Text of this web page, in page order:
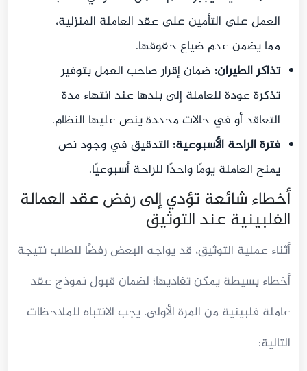
العمل على التأمين على عقد العاملة المنزلية،
مما يضمن عدم ضياع حقوقها.
تذاكر الطيران: ضمان إقرار صاحب العمل بتوفير
تذكرة عودة للعاملة إلى بلدها عند انتهاء مدة
التعاقد أو في حالات محددة ينص عليها النظام.
فترة الراحة الأسبوعية: التدقيق في وجود نص
يمنح العاملة يومًا واحدًا للراحة أسبوعيًا.
أخطاء شائعة تؤدي إلى رفض عقد العمالة
الفلبينية عند التوثيق
أثناء عملية التوثيق، قد يواجه البعض رفضًا للطلب نتيجة
أخطاء بسيطة يمكن تفاديها؛ لضمان قبول نموذج عقد
عاملة فلبينية من المرة الأولى، يجب الانتباه للملاحظات
التالية: